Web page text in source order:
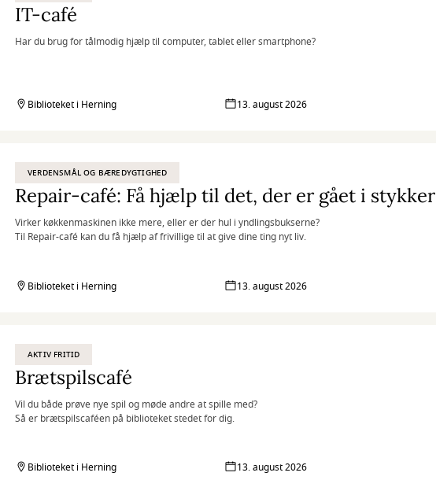
IT-café
Har du brug for tålmodig hjælp til computer, tablet eller smartphone?
Biblioteket i Herning 13. august 2026
VERDENSMÅL OG BÆREDYGTIGHED
Repair-café: Få hjælp til det, der er gået i stykker
Virker køkkenmaskinen ikke mere, eller er der hul i yndlingsbukserne?
Til Repair-café kan du få hjælp af frivillige til at give dine ting nyt liv.
Biblioteket i Herning 13. august 2026
AKTIV FRITID
Brætspilscafé
Vil du både prøve nye spil og møde andre at spille med?
Så er brætspilscaféen på biblioteket stedet for dig.
Biblioteket i Herning 13. august 2026